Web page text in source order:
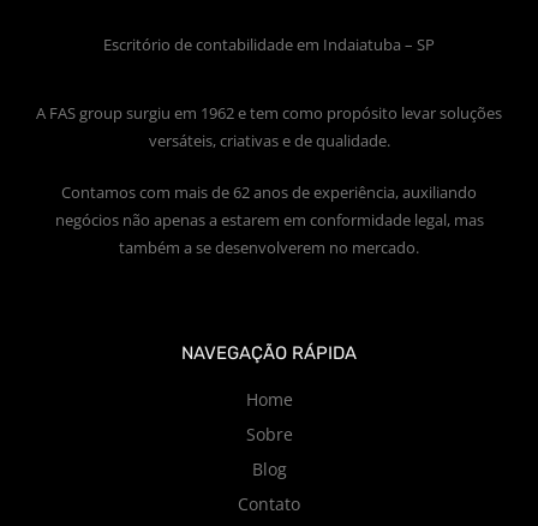
Escritório de contabilidade em Indaiatuba – SP
A FAS group surgiu em 1962 e tem como propósito levar soluções
versáteis, criativas e de qualidade.
Contamos com mais de 62 anos de experiência, auxiliando
negócios não apenas a estarem em conformidade legal, mas
também a se desenvolverem no mercado.
NAVEGAÇÃO RÁPIDA
Home
Sobre
Blog
Contato